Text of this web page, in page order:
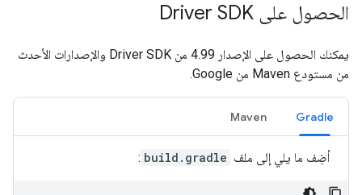
الحصول على Driver SDK
يمكنك الحصول على الإصدار 4.99 من Driver SDK والإصدارات الأحدث
من مستودع Maven من Google.
Gradle
Maven
أضِف ما يلي إلى ملف build.gradle
: